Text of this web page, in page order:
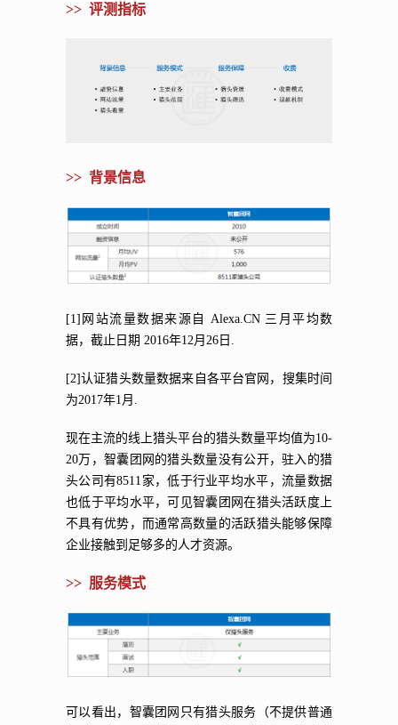
>> 评测指标
>> 背景信息
[1]网站流量数据来源自 Alexa.CN 三月平均数
据，截止日期 2016年12月26日.
[2]认证猎头数量数据来自各平台官网，搜集时间
为2017年1月.
现在主流的线上猎头平台的猎头数量平均值为10-
20万，智囊团网的猎头数量没有公开，驻入的猎
头公司有8511家，低于行业平均水平，流量数据
也低于平均水平，可见智囊团网在猎头活跃度上
不具有优势，而通常高数量的活跃猎头能够保障
企业接触到足够多的人才资源。
>> 服务模式
可以看出，智囊团网只有猎头服务（不提供普通